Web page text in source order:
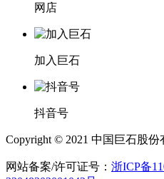
网店
加入巨石
抖音号
Copyright © 2021 中国巨石股份
网站备案/许可证号： 浙ICP备